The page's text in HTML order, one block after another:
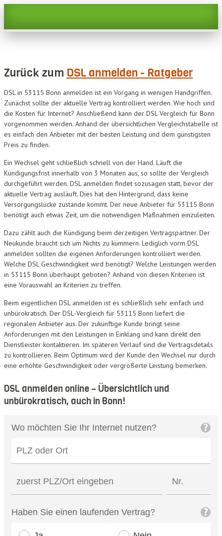
Zurück zum DSL anmelden - Ratgeber
DSL in 53115 Bonn anmelden ist ein Vorgang in wenigen Handgriffen.
Zunächst sollte der aktuelle Vertrag kontrolliert werden. Wie hoch sind
die Kosten für Internet? Anschließend kann der DSL Vergleich für Bonn
vorgenommen werden. Anhand der übersichtlichen Vergleichstabelle ist
es einfach den Anbieter mit der besten Leistung und dem günstigsten
Preis zu finden.
Ein Wechsel geht schließlich schnell von der Hand. Läuft die
Kündigungsfrist innerhalb von 3 Monaten aus, so sollte der Vergleich
durchgeführt werden. DSL anmelden findet sozusagen statt, bevor der
aktuelle Vertrag ausläuft. Dies hat den Hintergrund, dass keine
Versorgungslücke zustande kommt. Der neue Anbieter für 53115 Bonn
benötigt auch etwas Zeit, um die notwendigen Maßnahmen einzuleiten.
Dazu zählt auch die Kündigung beim derzeitigen Vertragspartner. Der
Neukunde braucht sich um Nichts zu kümmern. Lediglich vorm DSL
anmelden sollten die eigenen Anforderungen kontrolliert werden.
Welche DSL Geschwindigkeit wird benötigt? Welche Leistungen werden
in 53115 Bonn überhaupt geboten? Anhand von diesen Kriterien ist
eine Vorauswahl an Kriterien zu treffen.
Beim eigentlichen DSL anmelden ist es schließlich sehr einfach und
unbürokratisch. Der DSL-Vergleich für 53115 Bonn liefert die
regionalen Anbieter aus. Der zukünftige Kunde bringt seine
Anforderungen mit den Leistungen in Einklang und kann direkt den
Dienstleister kontaktieren. Im späteren Verlauf sind die Vertragsdetails
zu kontrollieren. Beim Optimum wird der Kunde den Wechsel nur durch
eine erhöhte Geschwindigkeit oder vergrößerte Leistung bemerken.
DSL anmelden online – Übersichtlich und
unbürokratisch, auch in Bonn!